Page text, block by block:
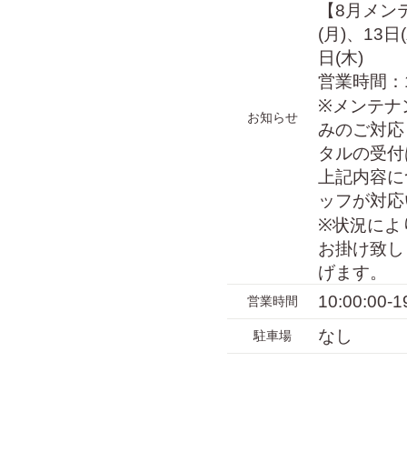
お知らせ
【8月メ
(月)、13日
日(木)
営業時間
※メンテナ
みのご対
タルの受
上記内容
ッフが対
※状況によ
お掛け致
げます。
営業時間 10:00:00-
駐車場 なし